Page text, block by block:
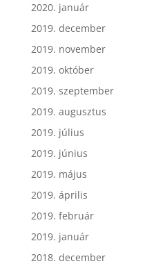
2020. január
2019. december
2019. november
2019. október
2019. szeptember
2019. augusztus
2019. július
2019. június
2019. május
2019. április
2019. február
2019. január
2018. december